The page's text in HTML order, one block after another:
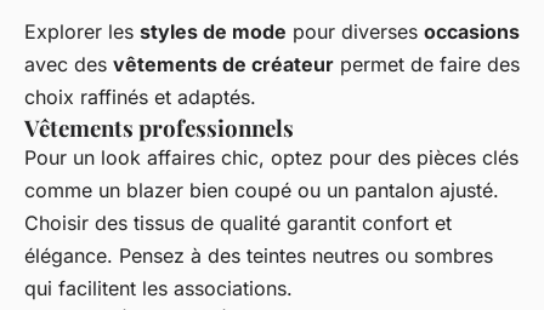
Explorer les styles de mode pour diverses occasions
avec des vêtements de créateur permet de faire des
choix raffinés et adaptés.
Vêtements professionnels
Pour un look affaires chic, optez pour des pièces clés
comme un blazer bien coupé ou un pantalon ajusté.
Choisir des tissus de qualité garantit confort et
élégance. Pensez à des teintes neutres ou sombres
qui facilitent les associations.